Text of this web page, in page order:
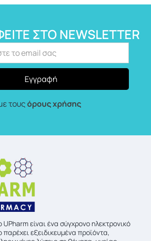
ΣΤΟ NEWSLETTER
τουςόρους χρήσης
είναι ένα σύγχρονο ηλεκτρονικό
εξειδικευμένα προϊόντα,